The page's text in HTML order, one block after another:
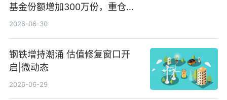
基金份额增加300万份，重仓股
芯原股份、寒武纪、澜起科技_快
2026-06-30
钢铁增持潮涌 估值修复窗口开
启|微动态
2026-06-29